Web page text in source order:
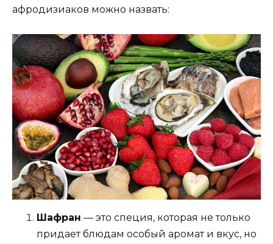
афродизиаков можно назвать:
Шафран — это специя, которая не только
придает блюдам особый аромат и вкус, но